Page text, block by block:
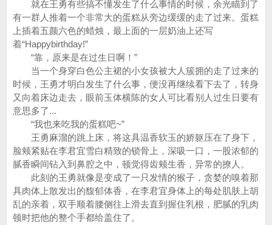
就在王勇有些搞不懂发生了什么事情的时候，余光瞄到了
有一群人推着一个非常大的蛋糕从旁边缓缓的走了过来。蛋糕
上插着五颜六色的蜡烛，最上面的一层奶油上还写
着“Happybirthday!”
“靠，原来是在过生日啊！”
当一个身穿白色公主裙的小女孩被大人簇拥的走了过来的
时候，王勇才明白发生了什么事，便没再继续看下去了，转身
又向着床边走去，眼前玉体横陈的女人可比看别人过生日要有
意思多了...
“我也来吃我的蛋糕吧~”
王勇麻溜的跳上床，将这具温香软玉的娇躯压在了身下，
脸颊紧贴在李君宜雪白精致的锁骨上，深吸一口，一股浓郁的
腻香瞬间钻入到鼻腔之中，顿觉得齿颊生香，异常的撩人。
此刻的王勇就像是变成了一只发情的猴子，贪婪的嗅着那
具肉体上散发出的馥郁体香，在李君宜身体上的每处肌肤上胡
乱的亲着，双手顺着腰侧往上滑去直到握住乳根，肥腻的乳肉
顿时把他的整个手都给盖住了。